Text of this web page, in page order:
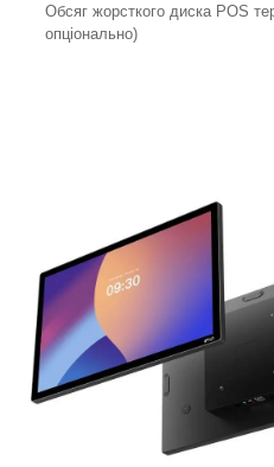
Обсяг жорсткого диска POS
опціонально)